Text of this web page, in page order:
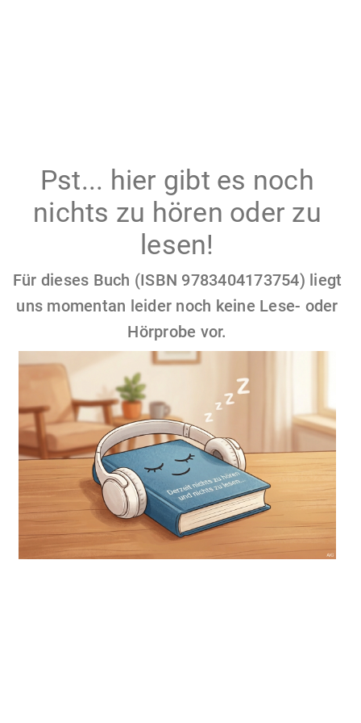
Pst... hier gibt es noch
nichts zu hören oder zu
lesen!
Für dieses Buch (ISBN 9783404173754) liegt
uns momentan leider noch keine Lese- oder
Hörprobe vor.